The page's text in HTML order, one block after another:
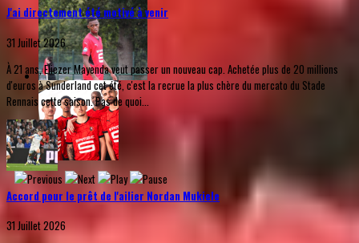
J'ai directement été motivé à venir
31 Juillet 2026
À 21 ans, Eliezer Mayenda veut passer un nouveau cap. Achetée plus de 20 millions
d'euros à Sunderland cet été, c'est la recrue la plus chère du mercato du Stade
Rennais cette saison. Pas de quoi...
Accord pour le prêt de l'ailier Nordan Mukiele
31 Juillet 2026